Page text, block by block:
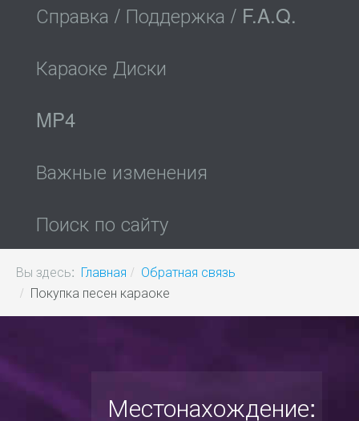
Справка / Поддержка / F.A.Q.
Караоке Диски
MP4
Важные изменения
Поиск по сайту
Вы здесь: Главная
Обратная связь
Покупка песен караоке
Местонахождение: